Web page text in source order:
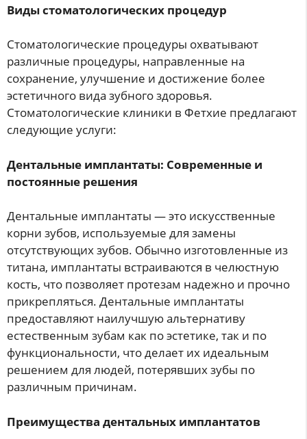
Виды стоматологических процедур
Стоматологические процедуры охватывают
различные процедуры, направленные на
сохранение, улучшение и достижение более
эстетичного вида зубного здоровья.
Стоматологические клиники в Фетхие предлагают
следующие услуги:
Дентальные имплантаты: Современные и
постоянные решения
Дентальные имплантаты — это искусственные
корни зубов, используемые для замены
отсутствующих зубов. Обычно изготовленные из
титана, имплантаты встраиваются в челюстную
кость, что позволяет протезам надежно и прочно
прикрепляться. Дентальные имплантаты
предоставляют наилучшую альтернативу
естественным зубам как по эстетике, так и по
функциональности, что делает их идеальным
решением для людей, потерявших зубы по
различным причинам.
Преимущества дентальных имплантатов